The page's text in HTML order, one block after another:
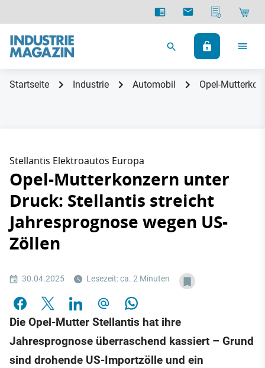
Startseite Industrie Automobil Opel-
Stellantis Elektroautos Europa
Opel-Mutterkonzern unter
Druck: Stellantis streicht
Jahresprognose wegen US-
Zöllen
30.04.2025 Lesezeit: ca. 2 Minuten
Die Opel-Mutter Stellantis hat ihre
Jahresprognose überraschend kassiert – Grund
sind drohende US-Importzölle und ein